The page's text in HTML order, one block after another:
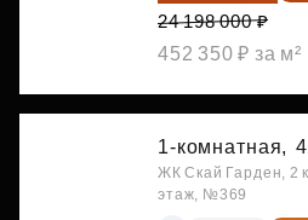
24 198 000 ₽
452 350 ₽ за м²
1-комнатная,
ЖК Скай Гарден, 2
этаж, №369